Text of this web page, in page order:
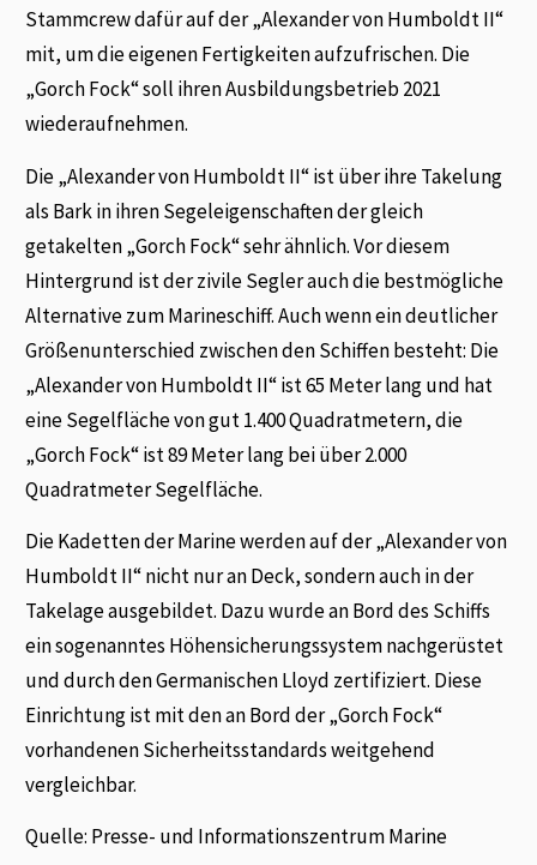
Stammcrew dafür auf der „Alexander von Humboldt II“
mit, um die eigenen Fertigkeiten aufzufrischen. Die
„Gorch Fock“ soll ihren Ausbildungsbetrieb 2021
wiederaufnehmen.
Die „Alexander von Humboldt II“ ist über ihre Takelung
als Bark in ihren Segeleigenschaften der gleich
getakelten „Gorch Fock“ sehr ähnlich. Vor diesem
Hintergrund ist der zivile Segler auch die bestmögliche
Alternative zum Marineschiff. Auch wenn ein deutlicher
Größenunterschied zwischen den Schiffen besteht: Die
„Alexander von Humboldt II“ ist 65 Meter lang und hat
eine Segelfläche von gut 1.400 Quadratmetern, die
„Gorch Fock“ ist 89 Meter lang bei über 2.000
Quadratmeter Segelfläche.
Die Kadetten der Marine werden auf der „Alexander von
Humboldt II“ nicht nur an Deck, sondern auch in der
Takelage ausgebildet. Dazu wurde an Bord des Schiffs
ein sogenanntes Höhensicherungssystem nachgerüstet
und durch den Germanischen Lloyd zertifiziert. Diese
Einrichtung ist mit den an Bord der „Gorch Fock“
vorhandenen Sicherheitsstandards weitgehend
vergleichbar.
Quelle: Presse- und Informationszentrum Marine